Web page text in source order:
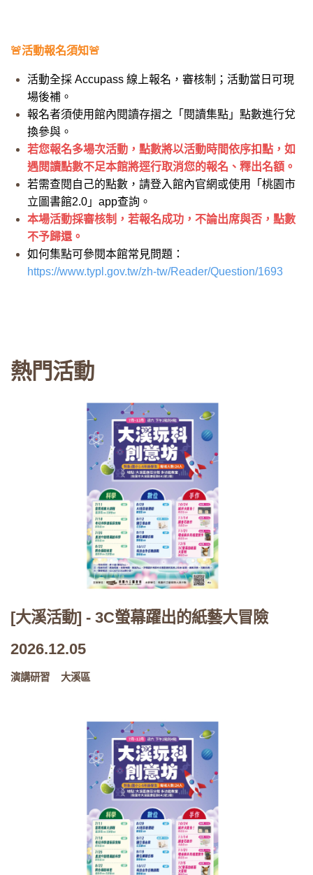
🚨活動報名須知🚨
活動全採 Accupass 線上報名，審核制；活動當日可現
場後補。
報名者須使用館內閱讀存摺之「閱讀集點」點數進行兌
換參與。
若您報名多場次活動，點數將以活動時間依序扣點，如
遇閱讀點數不足本館將逕行取消您的報名、釋出名額。
若需查閱自己的點數，請登入館內官網或使用「桃園市
立圖書館2.0」app查詢。
本場活動採審核制，若報名成功，不論出席與否，點數
不予歸還。
如何集點可參閱本館常見問題：
https://www.typl.gov.tw/zh-tw/Reader/Question/1693
熱門活動
[大溪活動] - 3C螢幕躍出的紙藝大冒險
2026.12.05
演講研習 大溪區